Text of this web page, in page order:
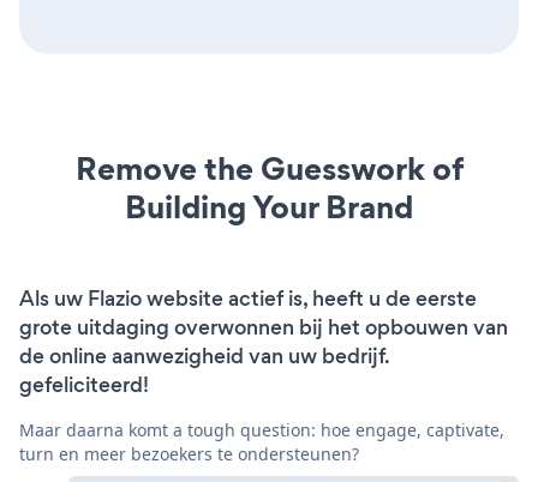
Remove the Guesswork of
Building Your Brand
Als uw Flazio website actief is, heeft u de eerste
grote uitdaging overwonnen bij het opbouwen van
de online aanwezigheid van uw bedrijf.
gefeliciteerd!
Maar daarna komt a tough question: hoe engage, captivate,
turn en meer bezoekers te ondersteunen?